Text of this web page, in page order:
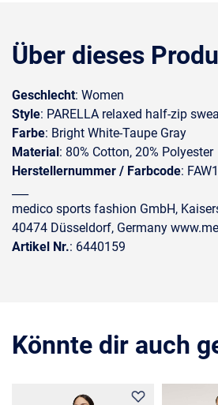
Über dieses
Geschlecht: Women
Style: PARELLA relaxed half-zip
Farbe: Bright White-Taupe Gray
Material: 80% Cotton, 20% Polyester
Herstellernummer / Farbcode:
medico sports fashion GmbH,
40474 Düsseldorf, Germany
Artikel Nr.: 6440159
Könnte dir auch